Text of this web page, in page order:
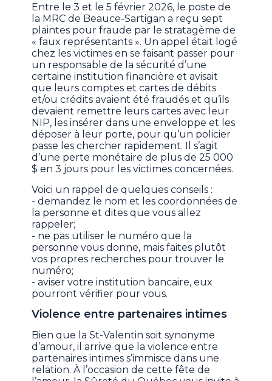
Entre le 3 et le 5 février 2026, le poste de
la MRC de Beauce-Sartigan a reçu sept
plaintes pour fraude par le stratagème de
« faux représentants ». Un appel était logé
chez les victimes en se faisant passer pour
un responsable de la sécurité d’une
certaine institution financière et avisait
que leurs comptes et cartes de débits
et/ou crédits avaient été fraudés et qu’ils
devaient remettre leurs cartes avec leur
NIP, les insérer dans une enveloppe et les
déposer à leur porte, pour qu’un policier
passe les chercher rapidement. Il s’agit
d’une perte monétaire de plus de 25 000
$ en 3 jours pour les victimes concernées.
Voici un rappel de quelques conseils :
- demandez le nom et les coordonnées de
la personne et dites que vous allez
rappeler;
- ne pas utiliser le numéro que la
personne vous donne, mais faites plutôt
vos propres recherches pour trouver le
numéro;
- aviser votre institution bancaire, eux
pourront vérifier pour vous.
Violence entre partenaires intimes
Bien que la St-Valentin soit synonyme
d’amour, il arrive que la violence entre
partenaires intimes s’immisce dans une
relation. À l’occasion de cette fête de